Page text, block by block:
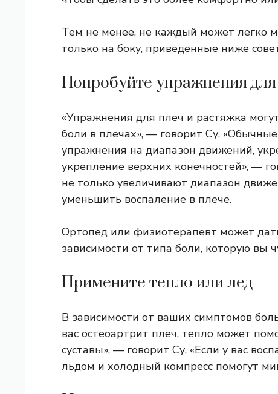
Тем не менее, не каждый может легко
только на боку, приведенные ниже
Попробуйте упражнения
«Упражнения для плеч и растяжка
боли в плечах», — говорит Су.
упражнения на диапазон движений,
укрепление верхних конечностей», —
не только увеличивают диапазон
уменьшить воспаление в плече.
Ортопед или физиотерапевт может
зависимости от типа боли, которую вы
Примените тепло или лед
В зависимости от ваших симптомов
вас остеоартрит плеч, тепло может
суставы», — говорит Су. «Если у вас
льдом и холодный компресс помогут